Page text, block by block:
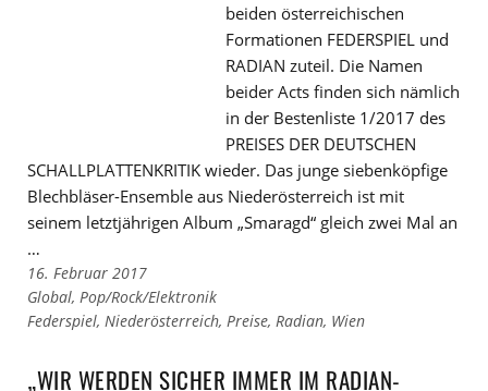
beiden österreichischen
Formationen FEDERSPIEL und
RADIAN zuteil. Die Namen
beider Acts finden sich nämlich
in der Bestenliste 1/2017 des
PREISES DER DEUTSCHEN
SCHALLPLATTENKRITIK wieder. Das junge siebenköpfige
Blechbläser-Ensemble aus Niederösterreich ist mit
seinem letztjährigen Album „Smaragd“ gleich zwei Mal an
…
16. Februar 2017
Links
zu
Kategorien
Global, Pop/Rock/Elektronik
Links
den
Federspiel, Niederösterreich, Preise, Radian, Wien
„WIR WERDEN SICHER IMMER IM RADIAN-